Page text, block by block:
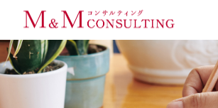
プロフィール
サービス